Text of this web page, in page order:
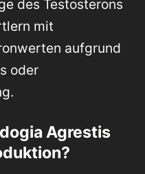
des Testosterons
mit
aufgrund
oder
Agrestis